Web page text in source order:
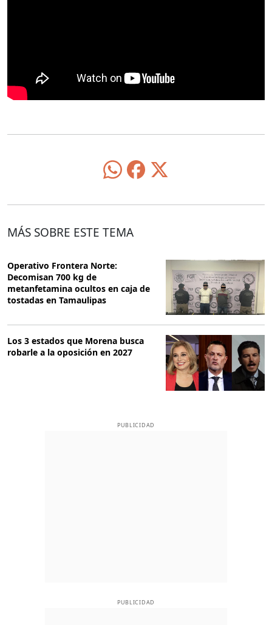
MÁS SOBRE ESTE TEMA
Operativo Frontera Norte:
Decomisan 700 kg de
metanfetamina ocultos en caja de
tostadas en Tamaulipas
Los 3 estados que Morena busca
robarle a la oposición en 2027
PUBLICIDAD
PUBLICIDAD